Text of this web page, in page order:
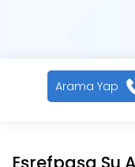
Arama Yap